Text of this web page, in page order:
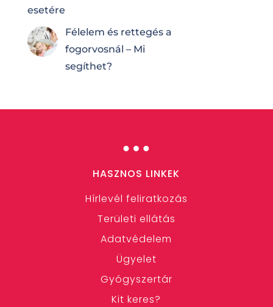
esetére
Félelem és rettegés a
fogorvosnál – Mi
segíthet?
…
HASZNOS LINKEK
Hírlevél feliratkozás
Területi ellátás
Adatvédelem
Ügyelet
Gyógyszertár
Kit keres?